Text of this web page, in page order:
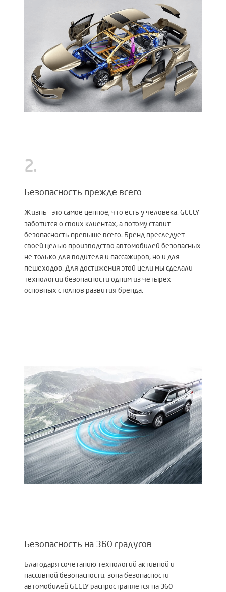
2.
Безопасность прежде всего
Жизнь – это самое ценное, что есть у человека. GEELY
заботится о своих клиентах, а потому ставит
безопасность превыше всего. Бренд преследует
своей целью производство автомобилей безопасных
не только для водителя и пассажиров, но и для
пешеходов. Для достижения этой цели мы сделали
технологии безопасности одним из четырех
основных столпов развития бренда.
Безопасность на 360 градусов
Благодаря сочетанию технологий активной и
пассивной безопасности, зона безопасности
автомобилей GEELY распространяется на 360